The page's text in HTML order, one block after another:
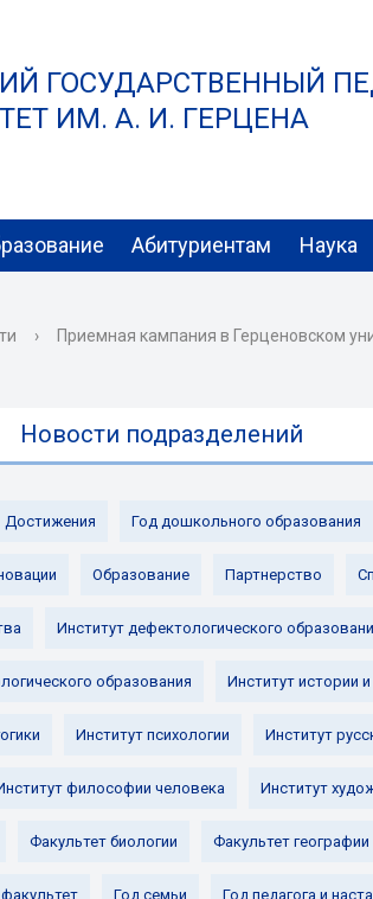
ГОСУДАРСТВЕННЫЙ
ИМ. А. И. ГЕРЦЕНА
Абитуриентам Наука
› Приемная кампания в Герценовском
Новости подразделений
Достижения Год дошкольного образования
Образование Партнерство
Институт дефектологического
образования Институт истории
Институт психологии Институт
философии человека Институт
Факультет биологии Факультет географии
Год семьи Год педагога и